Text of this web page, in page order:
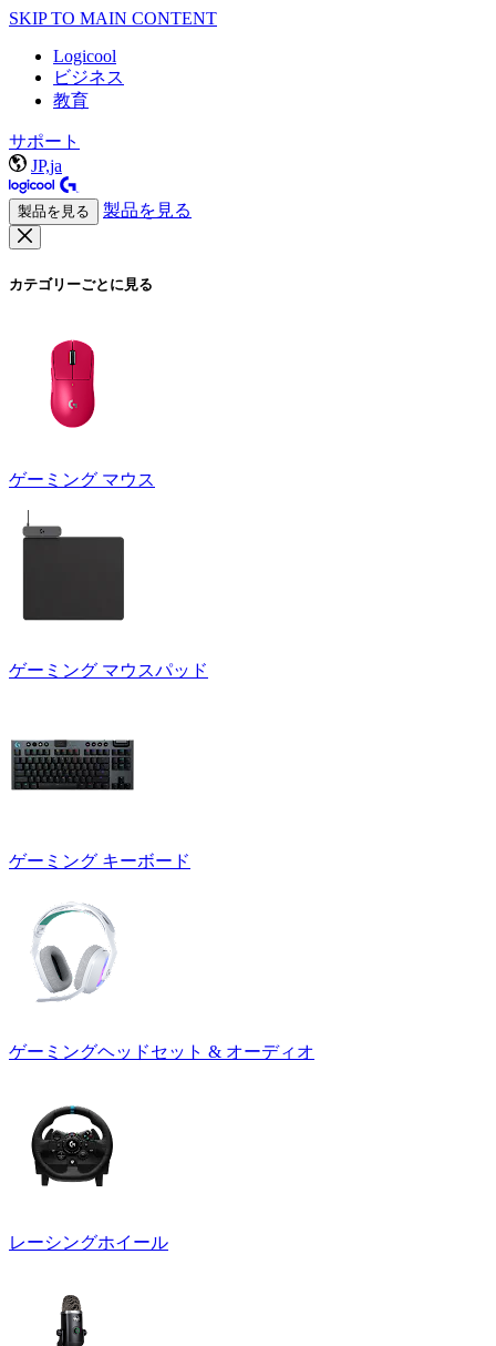
SKIP TO MAIN CONTENT
Logicool
ビジネス
教育
サポート
JP,ja
製品を見る 製品を見る
カテゴリーごとに見る
ゲーミング マウス
ゲーミング マウスパッド
ゲーミング キーボード
ゲーミングヘッドセット & オーディオ
レーシングホイール